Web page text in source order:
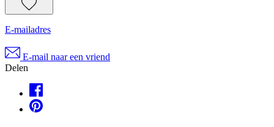
E-mailadres
E-mail naar een vriend
Delen